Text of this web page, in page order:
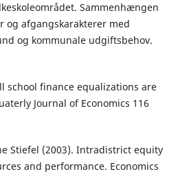
Sammenhængen
og afgangskarakterer med
og kommunale udgiftsbehov.
school finance equalizations are
Journal of Economics 116
Stiefel (2003). Intradistrict equity
and performance. Economics